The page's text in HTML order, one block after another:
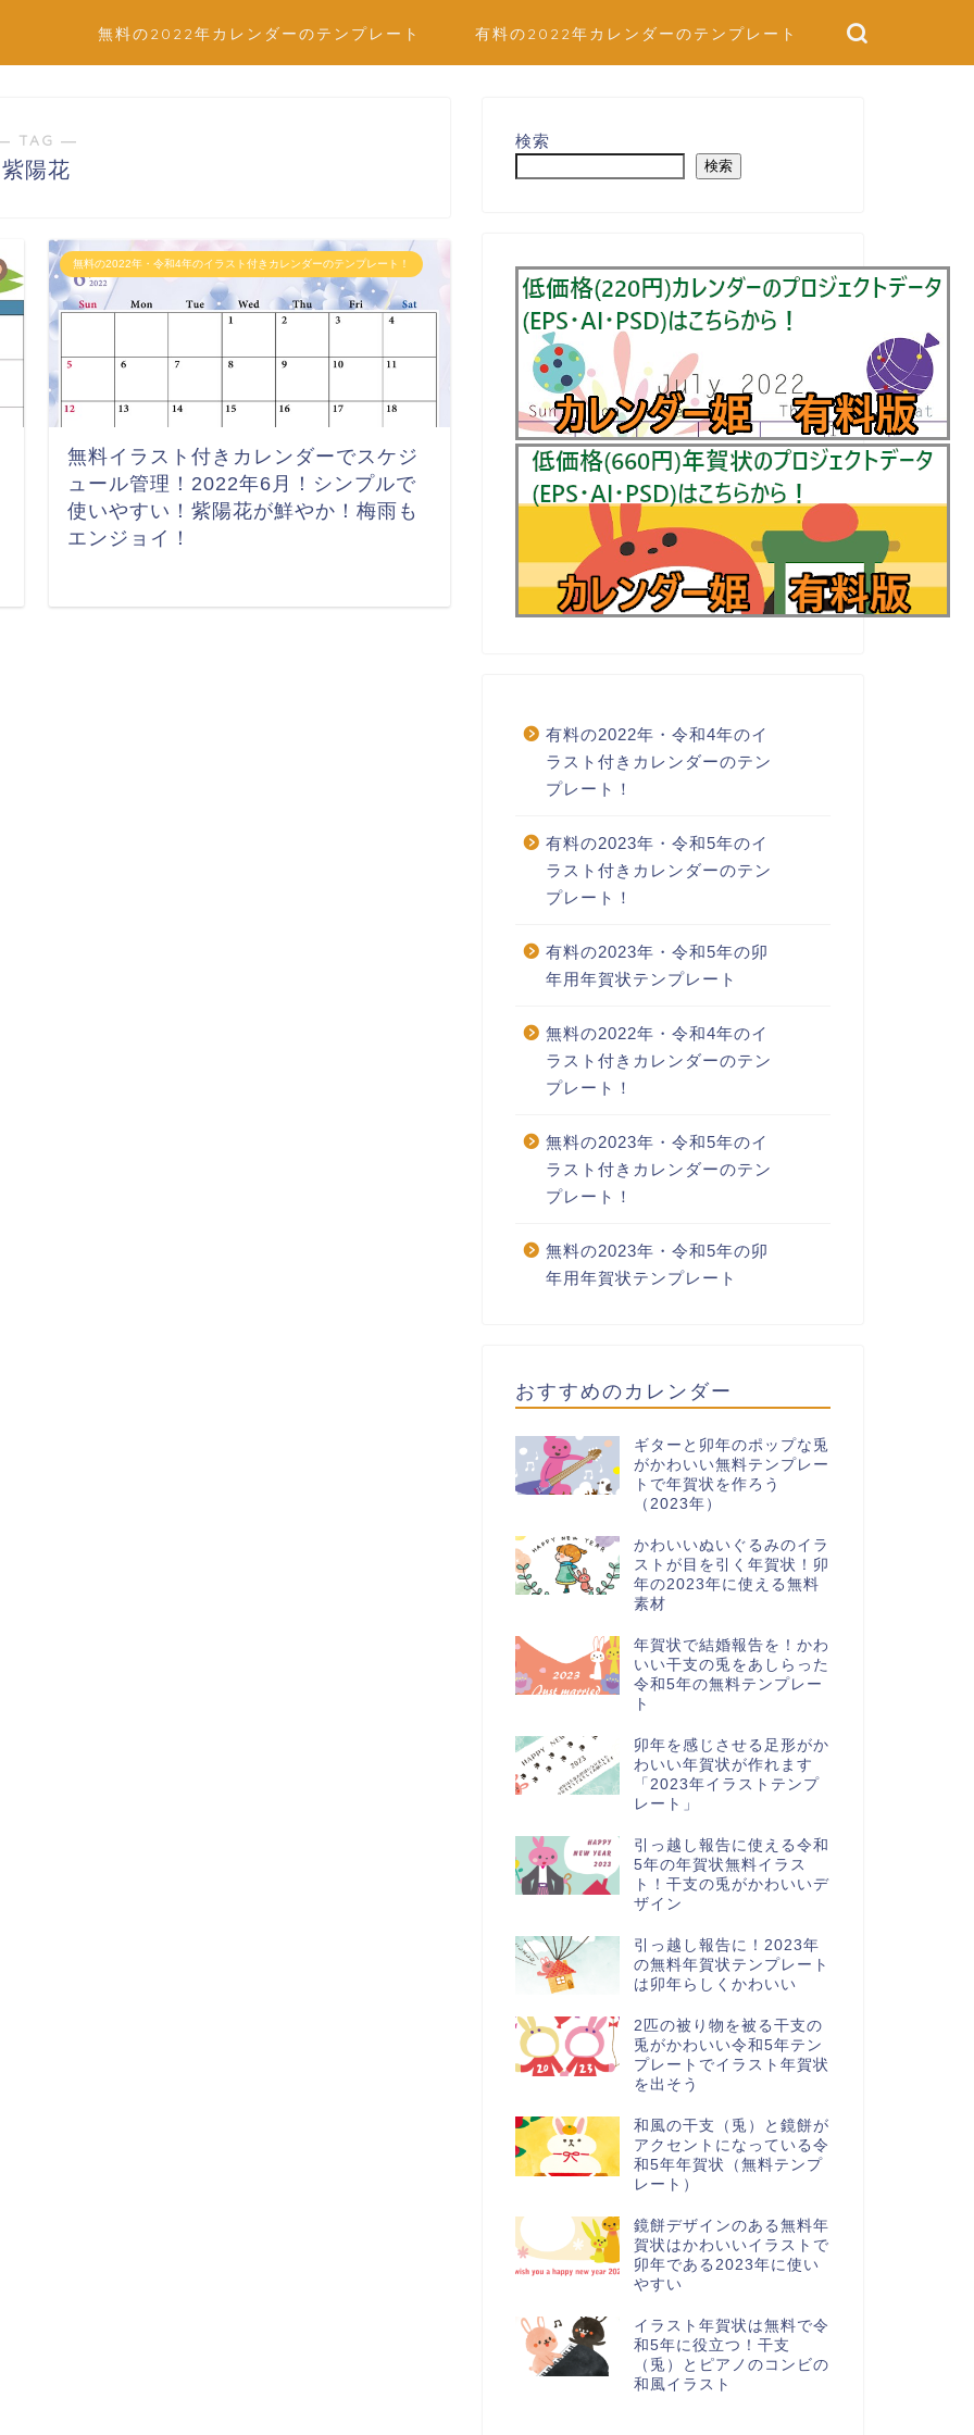
無料の2022年カレンダーのテンプレート 有料の2022年カレンダーのテンプレート
TAG ―
紫陽花
無料の2022年・令和4年のイラスト付きカレンダーのテンプレート！
無料イラスト付きカレンダーでスケジ
ュール管理！2022年6月！シンプルで
使いやすい！紫陽花が鮮やか！梅雨も
エンジョイ！
検索
検索
有料の2022年・令和4年のイ
ラスト付きカレンダーのテン
プレート！
有料の2023年・令和5年のイ
ラスト付きカレンダーのテン
プレート！
有料の2023年・令和5年の卯
年用年賀状テンプレート
無料の2022年・令和4年のイ
ラスト付きカレンダーのテン
プレート！
無料の2023年・令和5年のイ
ラスト付きカレンダーのテン
プレート！
無料の2023年・令和5年の卯
年用年賀状テンプレート
おすすめのカレンダー
ギターと卯年のポップな兎
がかわいい無料テンプレー
トで年賀状を作ろう
（2023年）
かわいいぬいぐるみのイラ
ストが目を引く年賀状！卯
年の2023年に使える無料
素材
年賀状で結婚報告を！かわ
いい干支の兎をあしらった
令和5年の無料テンプレー
ト
卯年を感じさせる足形がか
わいい年賀状が作れます
「2023年イラストテンプ
レート」
引っ越し報告に使える令和
5年の年賀状無料イラス
ト！干支の兎がかわいいデ
ザイン
引っ越し報告に！2023年
の無料年賀状テンプレート
は卯年らしくかわいい
2匹の被り物を被る干支の
兎がかわいい令和5年テン
プレートでイラスト年賀状
を出そう
和風の干支（兎）と鏡餅が
アクセントになっている令
和5年年賀状（無料テンプ
レート）
鏡餅デザインのある無料年
賀状はかわいいイラストで
卯年である2023年に使い
やすい
イラスト年賀状は無料で令
和5年に役立つ！干支
（兎）とピアノのコンビの
和風イラスト